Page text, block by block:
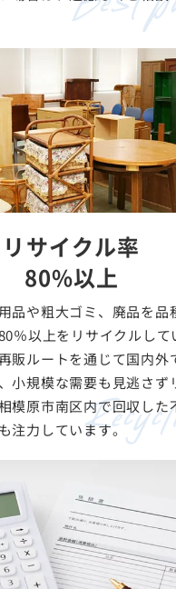
リサイクル率
80%以上
品や粗大ゴミ、廃品を品
％以上をリサイクルして
販ルートを通じて国内外
小規模な需要も見逃さず
模原市南区内で回収した
注力しています。